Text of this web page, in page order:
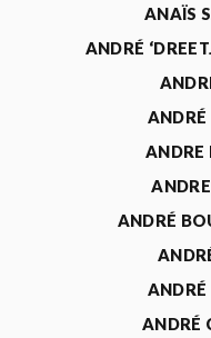
ANAÏS
ANDRÉ
ANDRÉ
ANDRE
ANDRÉ
ANDRÉ
ANDRÉ